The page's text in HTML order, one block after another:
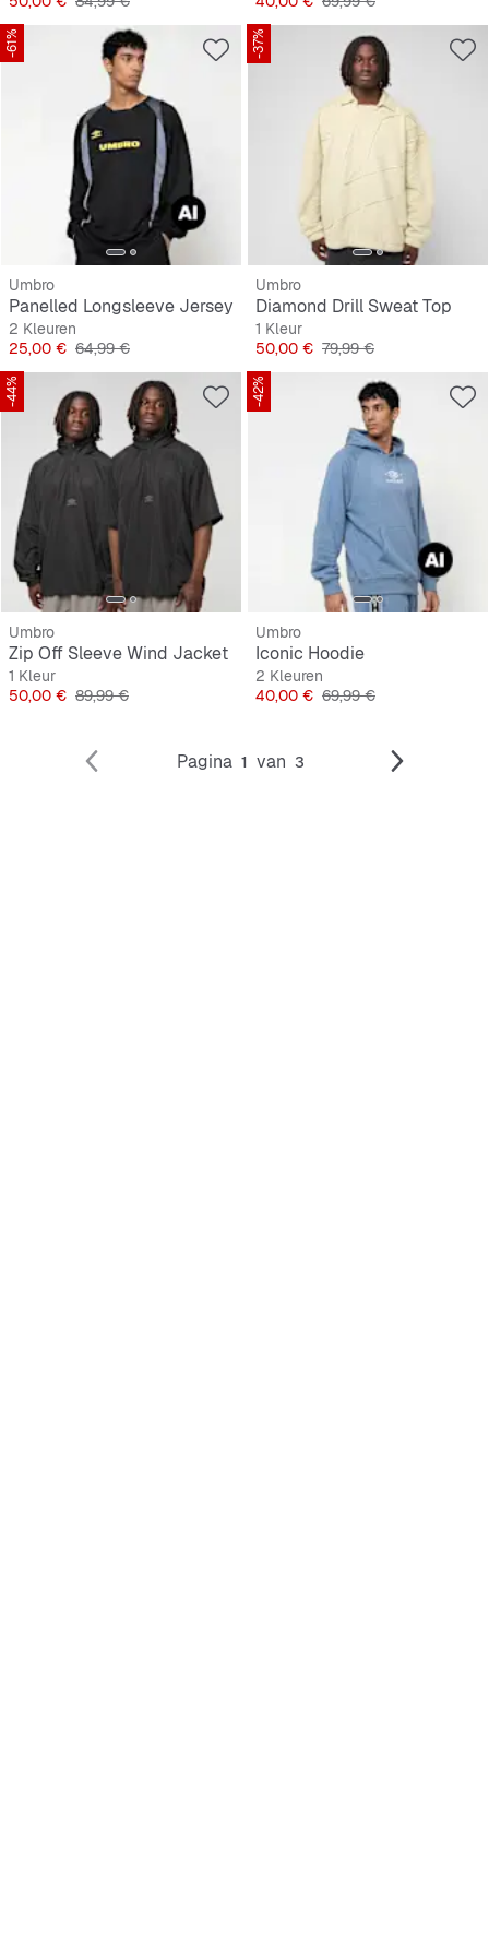
-61%
Umbro
Panelled Longsleeve Jersey
2 Kleuren
Prijs
25,00 € Originele Prijs
64,99 €
-37%
Umbro
Diamond Drill Sweat Top
1 Kleur
Prijs
50,00 € Originele Prijs
79,99 €
-44%
Umbro
Zip Off Sleeve Wind Jacket
1 Kleur
Prijs
50,00 € Originele Prijs
89,99 €
-42%
Umbro
Iconic Hoodie
2 Kleuren
Prijs
40,00 € Originele Prijs
69,99 €
Pagina 1 van 3